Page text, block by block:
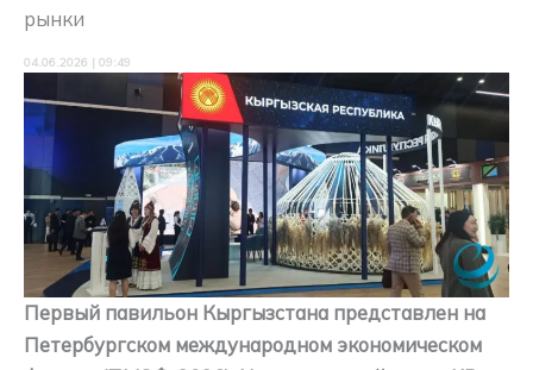
рынки
04.06.2026 | 09:49
Первый павильон Кыргызстана представлен на
Петербургском международном экономическом